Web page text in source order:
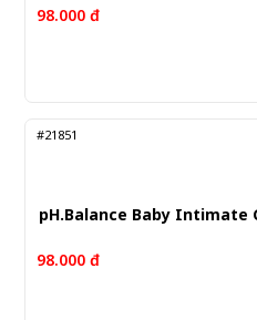
98.000 đ
#21851
pH.Balance Baby Intimate
98.000 đ